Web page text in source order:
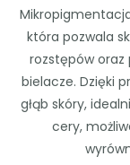
która pozwala
rozstępów oraz
bielacze. Dzięki
głąb skóry,
cery,